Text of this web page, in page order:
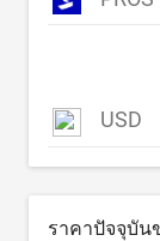
USD
ราคาปัจจุบัน